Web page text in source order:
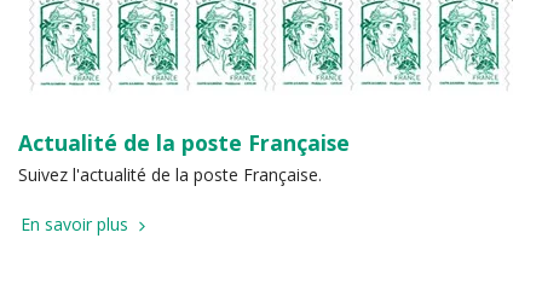
Actualité de la poste Française
Suivez l'actualité de la poste Française.
En savoir plus